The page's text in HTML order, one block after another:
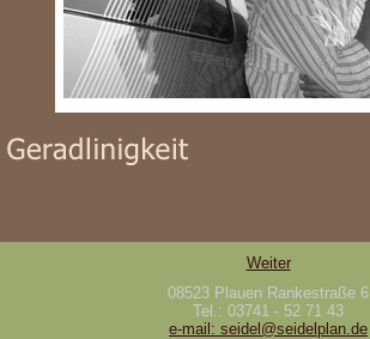
Weiter
08523 Plauen Rankestraße 6
Tel.: 03741 - 52 71 43
e-mail: seidel@seidelplan.de